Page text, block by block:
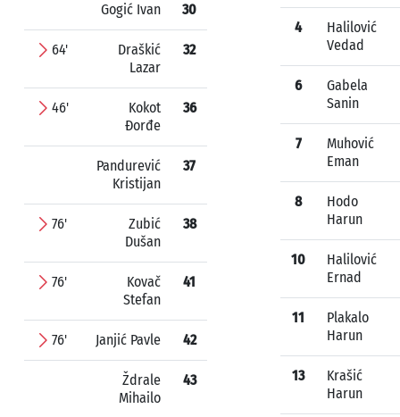
Gogić Ivan 30
64'
Draškić
Lazar
32
46'
Kokot
Đorđe
36
Pandurević
Kristijan
37
76'
Zubić
Dušan
38
76'
Kovač
Stefan
41
76' Janjić Pavle 42
Ždrale
Mihailo
43
4
Halilović
Vedad
6
Gabela
Sanin
7
Muhović
Eman
8
Hodo
Harun
10
Halilović
Ernad
11
Plakalo
Harun
13
Krašić
Harun